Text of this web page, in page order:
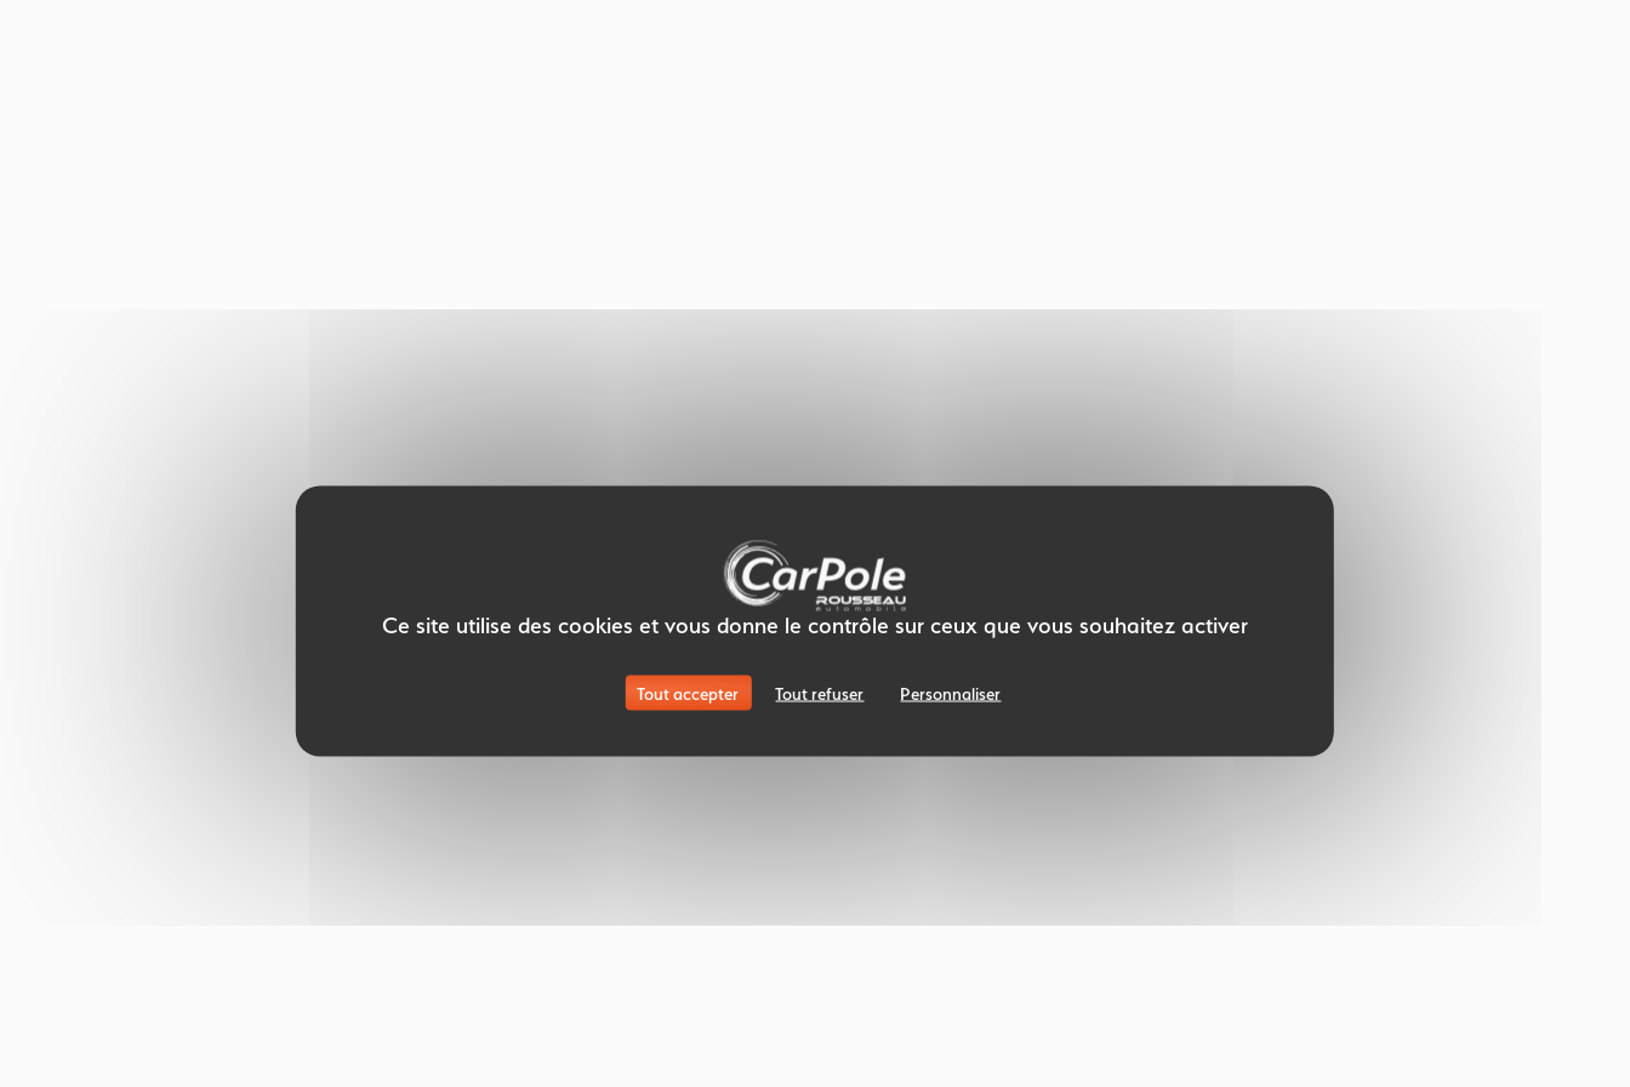
Ce site utilise des cookies et vous donne le contrôle sur ceux que vous souhaitez activer
Tout accepter Tout refuser Personnaliser